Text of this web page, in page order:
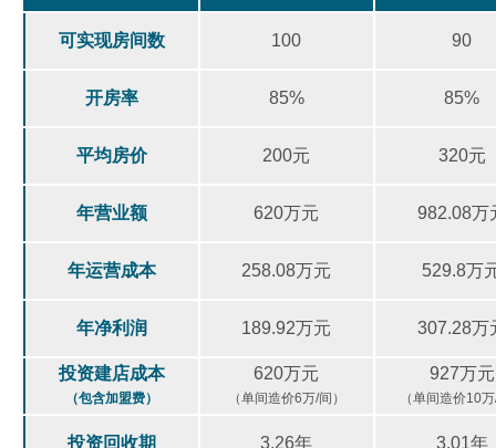
可实现房间数 100 90
开房率 85% 85%
平均房价 200元 320元
年营业额 620万元 982.08万
年运营成本 258.08万元 529.8万
年净利润 189.92万元 307.28万
投资建店成本
（包含加盟费）
620万元
（单间造价6万/间）
927万元
（单间造价10
投资回收期 3.26年 3.01年